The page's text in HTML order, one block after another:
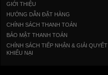
GIỚI THIỆU
HƯỚNG DẪN ĐẶT HÀNG
CHÍNH SÁCH THANH TOÁN
BẢO MẬT THANH TOÁN
CHÍNH SÁCH TIẾP NHẬN & GIẢI QUYẾT
KHIẾU NẠI